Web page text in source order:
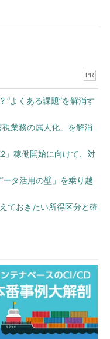
PR
“よくある課題”を解消す
業務の属人化」を解消
」稼働開始に向けて、対
タ活用の壁」を乗り越
ておきたい所得区分と確